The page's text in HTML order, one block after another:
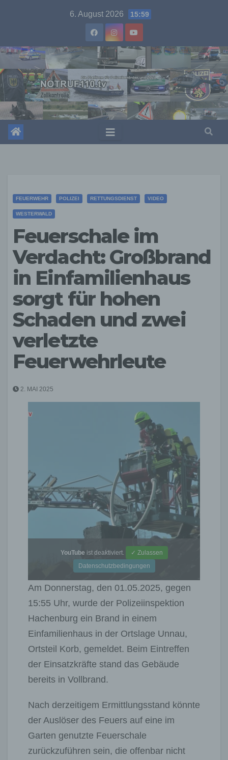
6. August 2026 15:59
FEUERWEHR POLIZEI RETTUNGSDIENST VIDEO
WESTERWALD
Feuerschale im
Verdacht: Großbrand
in Einfamilienhaus
sorgt für hohen
Schaden und zwei
verletzte
Feuerwehrleute
2. MAI 2025
YouTube ist deaktiviert.
✓ Zulassen
Datenschutzbedingungen
Am Donnerstag, den 01.05.2025, gegen
15:55 Uhr, wurde der Polizeiinspektion
Hachenburg ein Brand in einem
Einfamilienhaus in der Ortslage Unnau,
Ortsteil Korb, gemeldet. Beim Eintreffen
der Einsatzkräfte stand das Gebäude
bereits in Vollbrand.
Nach derzeitigem Ermittlungsstand könnte
der Auslöser des Feuers auf eine im
Garten genutzte Feuerschale
zurückzuführen sein, die offenbar nicht